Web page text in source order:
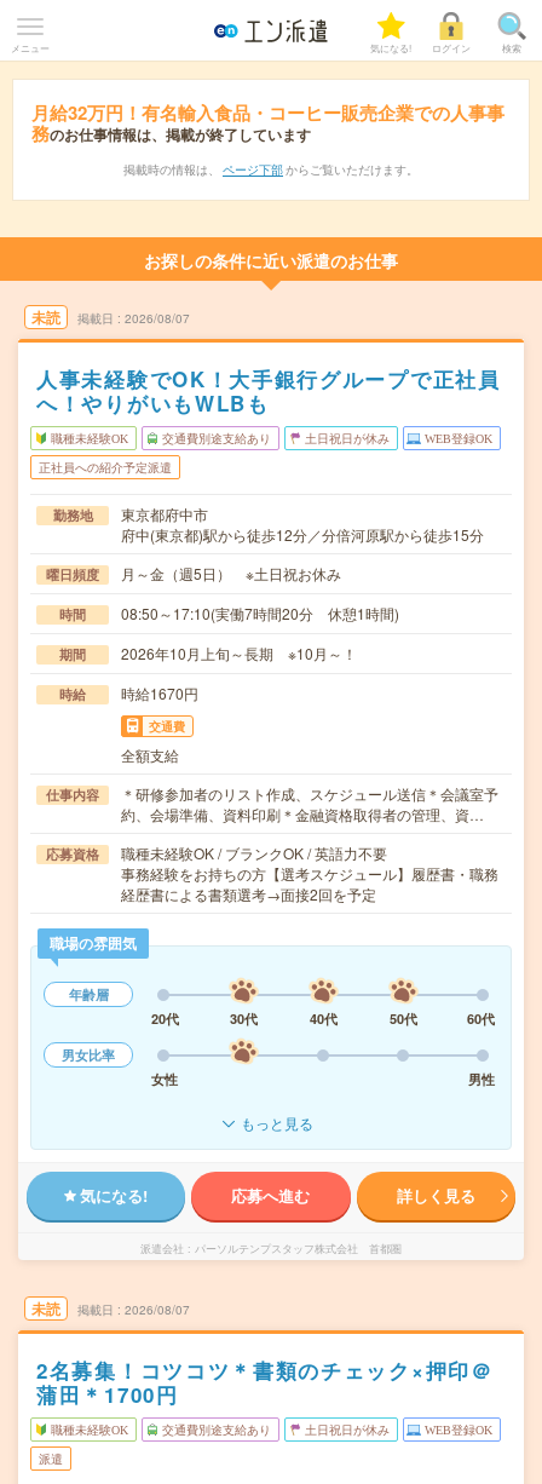
メニュー 気になる! ログイン 検索
月給32万円！有名輸入食品・コーヒー販売企業での人事事
務のお仕事情報は、掲載が終了しています
掲載時の情報は、 ページ下部 からご覧いただけます。
お探しの条件に近い派遣のお仕事
未読 掲載日 2026/08/07
人事未経験でOK！大手銀行グループで正社員
へ！やりがいもWLBも
職種未経験OK 交通費別途支給あり 土日祝日が休み WEB登録OK
正社員への紹介予定派遣
勤務地
東京都府中市
府中(東京都)駅から徒歩12分／分倍河原駅から徒歩15分
曜日頻度 月～金（週5日） ※土日祝お休み
時間 08:50～17:10(実働7時間20分 休憩1時間)
期間 2026年10月上旬～長期 ※10月～！
時給 時給1670円
交通費
全額支給
仕事内容
＊研修参加者のリスト作成、スケジュール送信＊会議室予
約、会場準備、資料印刷＊金融資格取得者の管理、資…
応募資格
職種未経験OK / ブランクOK / 英語力不要
事務経験をお持ちの方【選考スケジュール】履歴書・職務
経歴書による書類選考→面接2回を予定
職場の雰囲気
年齢層
20代
30代 40代 50代
60代
男女比率
女性
男性
もっと見る
気になる! 応募へ進む 詳しく見る
派遣会社 パーソルテンプスタッフ株式会社 首都圏
未読 掲載日 2026/08/07
2名募集！コツコツ＊書類のチェック×押印＠
蒲田＊1700円
職種未経験OK 交通費別途支給あり 土日祝日が休み WEB登録OK
派遣